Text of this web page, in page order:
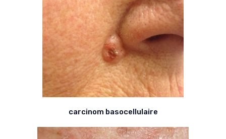
carcinom basocellulaire